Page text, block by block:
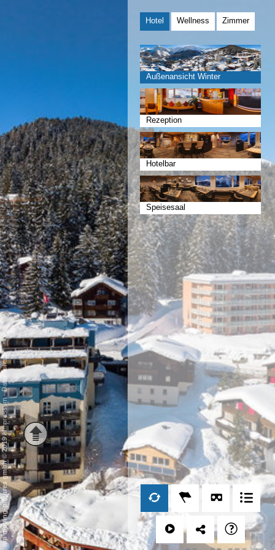
Hotel Wellness Zimmer
Außenansicht Winter
Rezeption
Hotelbar
Speisesaal
mp moving-pictures gmbh © 2019
/
Impressum
-
Datenschutz